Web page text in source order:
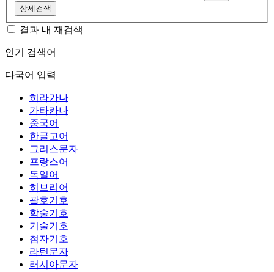
상세검색
결과 내 재검색
인기 검색어
다국어 입력
히라가나
가타카나
중국어
한글고어
그리스문자
프랑스어
독일어
히브리어
괄호기호
학술기호
기술기호
첨자기호
라틴문자
러시아문자